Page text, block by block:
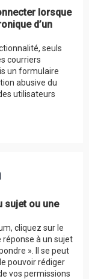
lorsque
d’un
seuls
courriers
un formulaire
abusive du
utilisateurs
sujet ou une
cliquez sur le
réponse à un sujet
». Il se peut
pouvoir rédiger
vos permissions